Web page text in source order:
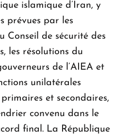
islamique d’Iran, y
prévues par les
Conseil de sécurité des
les résolutions du
de l’AIEA et
unilatérales
et secondaires,
convenu dans le
final. La République